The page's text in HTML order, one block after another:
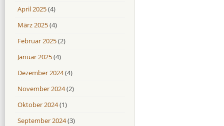
April 2025(4)
März 2025(4)
Februar 2025(2)
Januar 2025(4)
Dezember 2024(4)
November 2024(2)
Oktober 2024(1)
September 2024(3)